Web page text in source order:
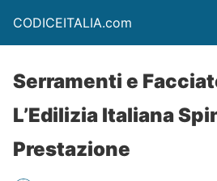
CODICEITALIA.com
Serramenti e
L’Edilizia Italiana
Prestazione